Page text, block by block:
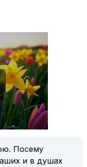
Посему
и в душах